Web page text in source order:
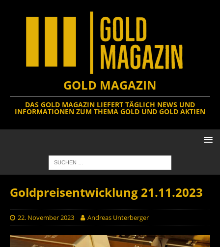
GOLD MAGAZIN
DAS GOLD MAGAZIN LIEFERT TÄGLICH NEWS UND
INFORMATIONEN ZUM THEMA GOLD UND GOLD AKTIEN
Goldpreisentwicklung 21.11.2023
22. November 2023 Andreas Unterberger